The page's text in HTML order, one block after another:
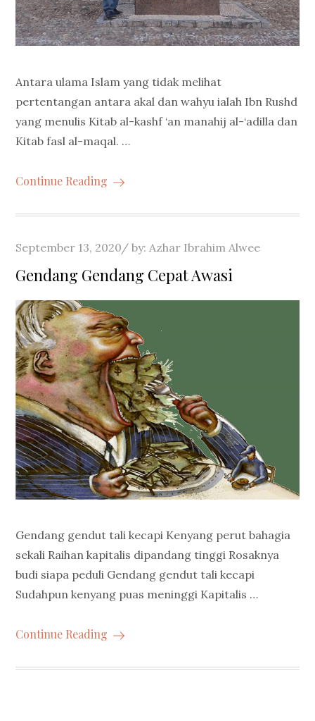
Antara ulama Islam yang tidak melihat
pertentangan antara akal dan wahyu ialah Ibn Rushd
yang menulis Kitab al-kashf ‘an manahij al-‘adilla dan
Kitab fasl al-maqal. …
Continue Reading
Posted
on
September 13, 2020 by:Azhar Ibrahim Alwee
Gendang Gendang Cepat Awasi
Gendang gendut tali kecapi Kenyang perut bahagia
sekali Raihan kapitalis dipandang tinggi Rosaknya
budi siapa peduli Gendang gendut tali kecapi
Sudahpun kenyang puas meninggi Kapitalis …
Continue Reading